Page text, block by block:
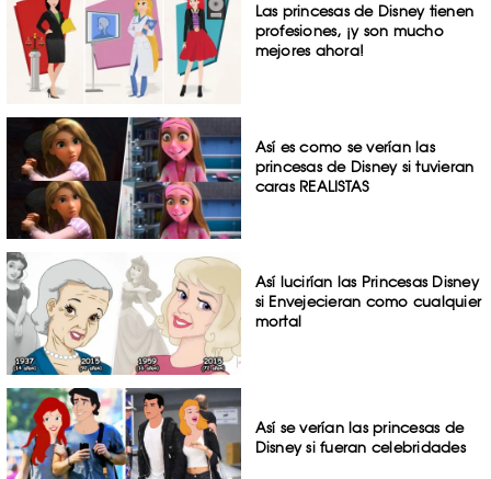
Las princesas de Disney tienen
profesiones, ¡y son mucho
mejores ahora!
Así es como se verían las
princesas de Disney si tuvieran
caras REALISTAS
Así lucirían las Princesas Disney
si Envejecieran como cualquier
mortal
Así se verían las princesas de
Disney si fueran celebridades